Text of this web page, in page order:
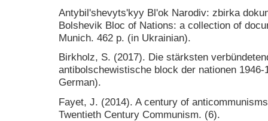
Antybilʹshevytsʹkyy Blʹok Narodiv: zbirka
Bolshevik Bloc of Nations: a collection of
Munich. 462 p. (in Ukrainian).
Birkholz, S. (2017). Die stärksten
antibolschewistische block der nаtionen
German).
Fayet, J. (2014). A century of
Twentieth Century Communism. (6).